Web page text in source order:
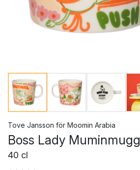
Tove Jansson för Moomin Arabia
Boss Lady Muminmugg
40 cl